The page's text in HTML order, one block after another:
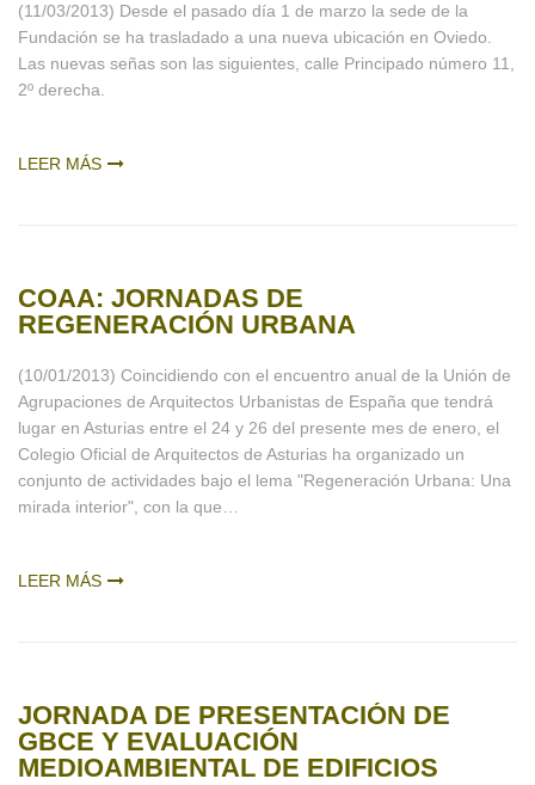
(11/03/2013) Desde el pasado día 1 de marzo la sede de la
Fundación se ha trasladado a una nueva ubicación en Oviedo.
Las nuevas señas son las siguientes, calle Principado número 11,
2º derecha.
LEER MÁS
COAA: JORNADAS DE
REGENERACIÓN URBANA
(10/01/2013) Coincidiendo con el encuentro anual de la Unión de
Agrupaciones de Arquitectos Urbanistas de España que tendrá
lugar en Asturias entre el 24 y 26 del presente mes de enero, el
Colegio Oficial de Arquitectos de Asturias ha organizado un
conjunto de actividades bajo el lema "Regeneración Urbana: Una
mirada interior", con la que…
LEER MÁS
JORNADA DE PRESENTACIÓN DE
GBCE Y EVALUACIÓN
MEDIOAMBIENTAL DE EDIFICIOS